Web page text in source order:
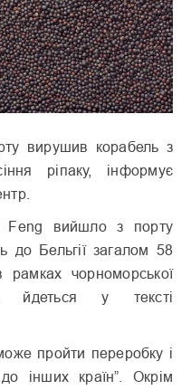
вирушив корабель з
ріпаку, інформує
Feng вийшло з порту
до Бельгії загалом 58
чорноморської
– йдеться у тексті
пройти переробку і
інших країн”. Окрім